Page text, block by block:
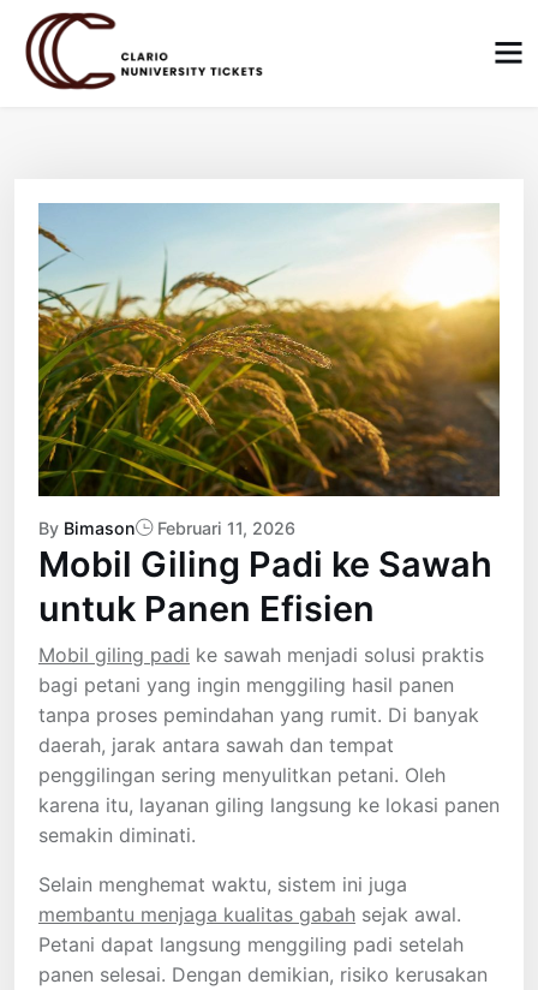
content
By Bimason Februari 11, 2026
Mobil Giling Padi ke Sawah
untuk Panen Efisien
Mobil giling padi ke sawah menjadi solusi praktis
bagi petani yang ingin menggiling hasil panen
tanpa proses pemindahan yang rumit. Di banyak
daerah, jarak antara sawah dan tempat
penggilingan sering menyulitkan petani. Oleh
karena itu, layanan giling langsung ke lokasi panen
semakin diminati.
Selain menghemat waktu, sistem ini juga
membantu menjaga kualitas gabah sejak awal.
Petani dapat langsung menggiling padi setelah
panen selesai. Dengan demikian, risiko kerusakan